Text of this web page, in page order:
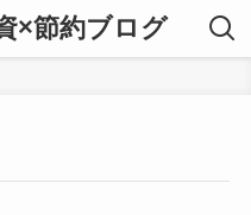
×節約ブログ